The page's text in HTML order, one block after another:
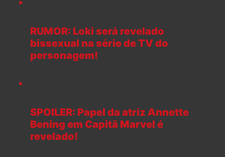
RUMOR: Loki será revelado
bissexual na série de TV do
personagem!
SPOILER: Papel da atriz Annette
Bening em Capitã Marvel é
revelado!